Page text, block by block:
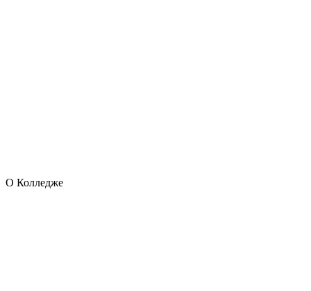
О Колледже